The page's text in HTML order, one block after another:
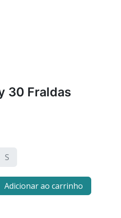
30 Fraldas
S
Adicionar ao carrinho